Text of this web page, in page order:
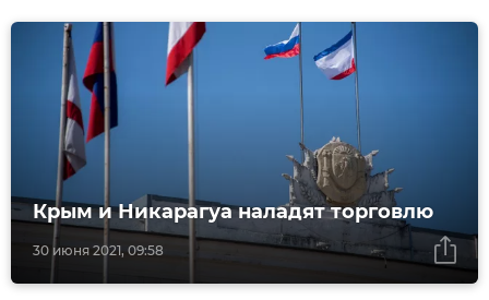
30 июня 2021, 09:58
Крым и Никарагуа наладят торговлю